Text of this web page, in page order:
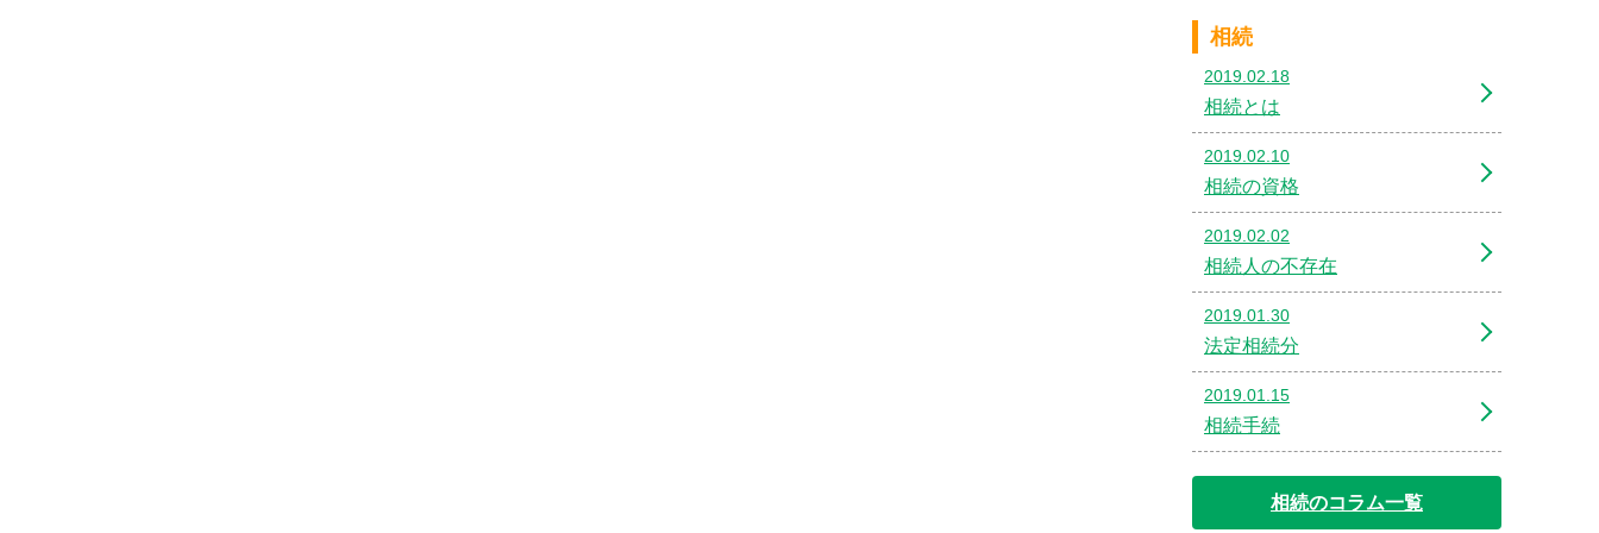
相続
2019.02.18
相続とは
2019.02.10
相続の資格
2019.02.02
相続人の不存在
2019.01.30
法定相続分
2019.01.15
相続手続
相続のコラム一覧